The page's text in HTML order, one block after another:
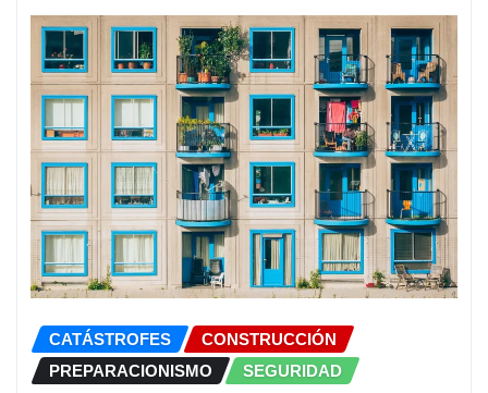
CATÁSTROFES
CONSTRUCCIÓN
PREPARACIONISMO
SEGURIDAD